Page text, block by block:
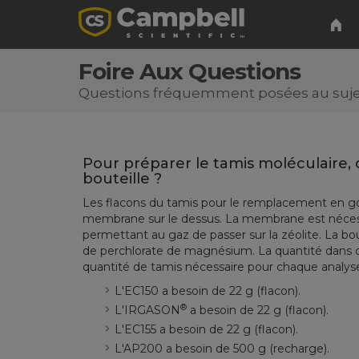
Foire Aux Questions
Questions fréquemment posées au
Pour préparer le tamis
bouteille ?
Les flacons du tamis pour le remplacement en
membrane sur le dessus. La membrane est
permettant au gaz de passer sur la zéolite. La
de perchlorate de magnésium. La quantité dans
quantité de tamis nécessaire pour chaque
L'EC150 a besoin de 22 g (flacon).
L'IRGASON® a besoin de 22 g (flacon).
L'EC155 a besoin de 22 g (flacon).
L'AP200 a besoin de 500 g (recharge).